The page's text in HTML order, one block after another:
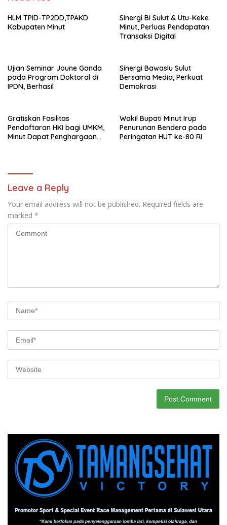
HLM TPID-TP2DD,TPAKD
Kabupaten Minut
Sinergi BI Sulut & Utu-Keke
Minut, Perluas Pendapatan
Transaksi Digital
Ujian Seminar Joune Ganda
pada Program Doktoral di
IPDN, Berhasil
Sinergi Bawaslu Sulut
Bersama Media, Perkuat
Demokrasi
Gratiskan Fasilitas
Pendaftaran HKI bagi UMKM,
Minut Dapat Penghargaan
Wakil Bupati Minut Irup
Penurunan Bendera pada
Peringatan HUT ke-80 RI
Leave a Reply
Your email address will not be published. Required fields are
marked *